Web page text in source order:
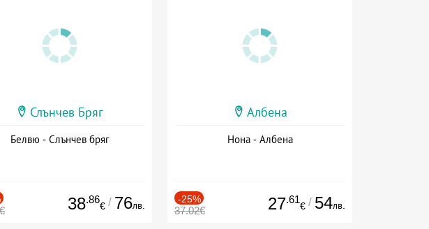
Слънчев Бряг
Белвю - Слънчев бряг
38.86
€ / 76лв.
Албена
Нона - Албена
-25%
37.02€ 27.61
€ / 54лв.